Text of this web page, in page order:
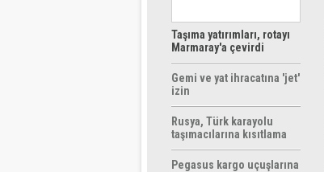
Taşıma yatırımları, rotayı
Marmaray'a çevirdi
Gemi ve yat ihracatına 'jet'
izin
Rusya, Türk karayolu
taşımacılarına kısıtlama
getirebilir
Pegasus kargo uçuşlarına